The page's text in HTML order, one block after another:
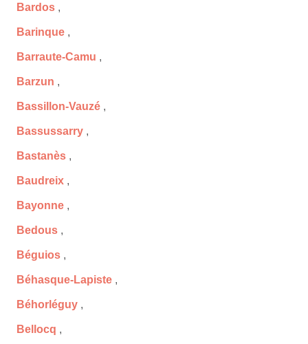
Bardos ,
Barinque ,
Barraute-Camu ,
Barzun ,
Bassillon-Vauzé ,
Bassussarry ,
Bastanès ,
Baudreix ,
Bayonne ,
Bedous ,
Béguios ,
Béhasque-Lapiste ,
Béhorléguy ,
Bellocq ,